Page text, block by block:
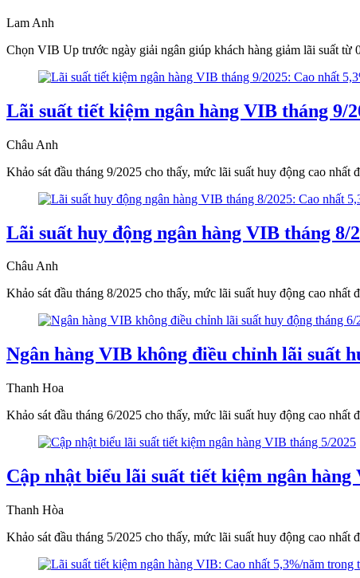
Lam Anh
Chọn VIB Up trước ngày giải ngân giúp khách hàng giảm lãi suất từ
Lãi suất tiết kiệm ngân hàng VIB tháng 9/
Châu Anh
Khảo sát đầu tháng 9/2025 cho thấy, mức lãi suất huy động cao
Lãi suất huy động ngân hàng VIB tháng 8/
Châu Anh
Khảo sát đầu tháng 8/2025 cho thấy, mức lãi suất huy động cao
Ngân hàng VIB không điều chỉnh lãi suất
Thanh Hoa
Khảo sát đầu tháng 6/2025 cho thấy, mức lãi suất huy động cao
Cập nhật biểu lãi suất tiết kiệm ngân hàng
Thanh Hòa
Khảo sát đầu tháng 5/2025 cho thấy, mức lãi suất huy động cao